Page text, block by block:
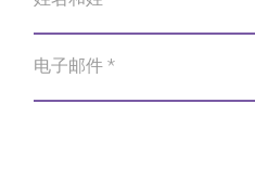
电子邮件 *